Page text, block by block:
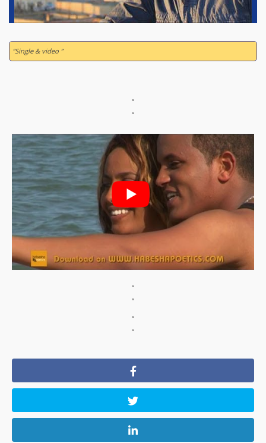
“Single & video ”
"
"
"
"
"
"